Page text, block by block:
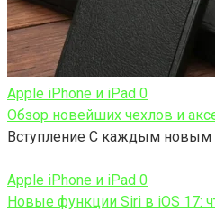
Apple iPhone и iPad 0
Обзор новейших чехлов и
Вступление С каждым новым
Apple iPhone и iPad 0
Новые функции Siri в iOS 17: